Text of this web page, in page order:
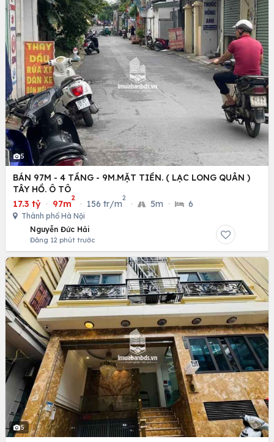
5
BÁN 97M - 4 TẦNG - 9M.MẶT TIỀN. ( LẠC LONG QUÂN )
TÂY HỒ. Ô TÔ
17.3 tỷ · 97m
2
· 156 tr/m
2
· 5m · 6
Thành phố Hà Nội
Nguyễn Đức Hải
Đăng 12 phút trước
5